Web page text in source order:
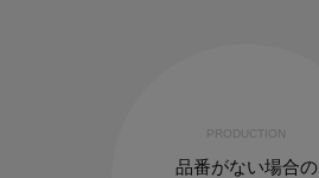
PRODUCTION
品番がない場合の